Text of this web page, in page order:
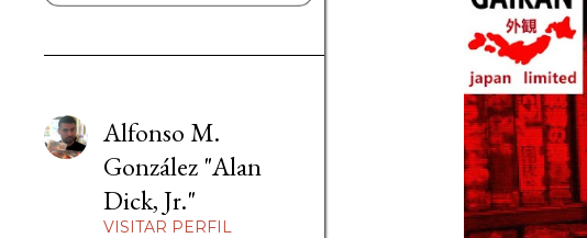
r
a
d
a
s
Alfonso M.
González "Alan
Dick, Jr."
VISITAR PERFIL